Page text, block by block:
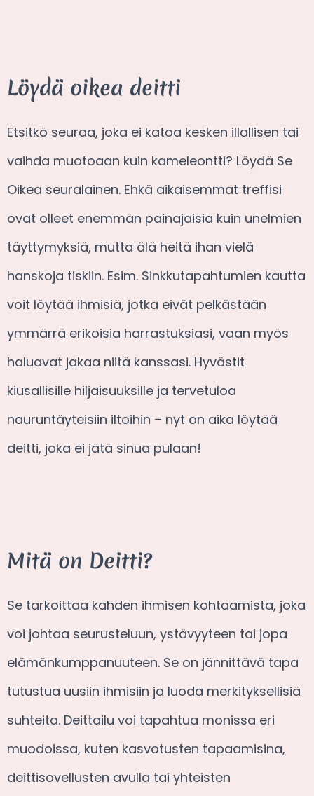
Löydä oikea deitti
Etsitkö seuraa, joka ei katoa kesken illallisen tai
vaihda muotoaan kuin kameleontti? Löydä Se
Oikea seuralainen. Ehkä aikaisemmat treffisi
ovat olleet enemmän painajaisia kuin unelmien
täyttymyksiä, mutta älä heitä ihan vielä
hanskoja tiskiin. Esim. Sinkkutapahtumien kautta
voit löytää ihmisiä, jotka eivät pelkästään
ymmärrä erikoisia harrastuksiasi, vaan myös
haluavat jakaa niitä kanssasi. Hyvästit
kiusallisille hiljaisuuksille ja tervetuloa
nauruntäyteisiin iltoihin – nyt on aika löytää
deitti, joka ei jätä sinua pulaan!
Mitä on Deitti?
Se tarkoittaa kahden ihmisen kohtaamista, joka
voi johtaa seurusteluun, ystävyyteen tai jopa
elämänkumppanuuteen. Se on jännittävä tapa
tutustua uusiin ihmisiin ja luoda merkityksellisiä
suhteita. Deittailu voi tapahtua monissa eri
muodoissa, kuten kasvotusten tapaamisina,
deittisovellusten avulla tai yhteisten